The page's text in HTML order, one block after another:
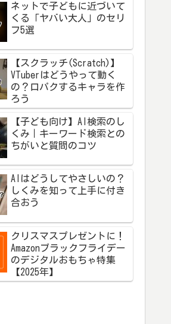
ネットで子どもに近づいて
くる「ヤバい大人」のセリ
フ5選
【スクラッチ(Scratch)】
VTuberはどうやって動く
の？口パクするキャラを作
ろう
【子ども向け】AI検索のし
くみ｜キーワード検索との
ちがいと質問のコツ
AIはどうしてやさしいの？
しくみを知って上手に付き
合おう
クリスマスプレゼントに！
Amazonブラックフライデー
のデジタルおもちゃ特集
【2025年】